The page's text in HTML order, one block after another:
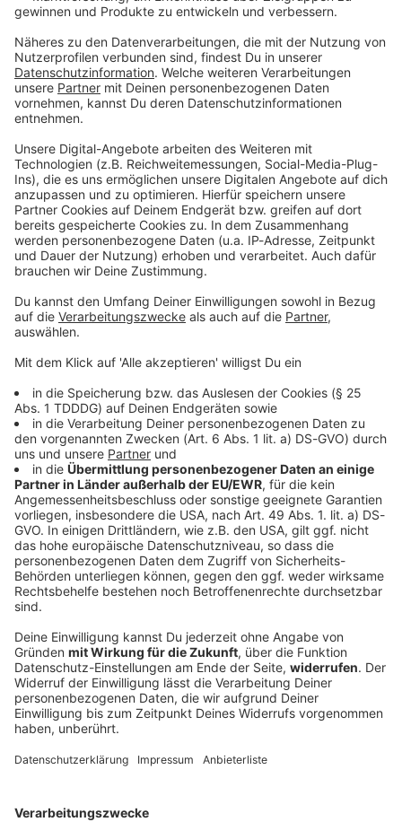
Du möchtest uns etwas sagen?
Kontaktformular
Sprachnachricht
© dpa-infocom, dpa:260603-930-167347/1
DAS KÖNNTE DICH AUCH INTERESSIEREN
Bayern
drei Vorständen
Fußball-Zweitligist Nürnberg setzt auf Kontinuität:
Drei Vorstände bleiben an Bord, um den Weg Richtung
Bundesliga weiterzugehen.